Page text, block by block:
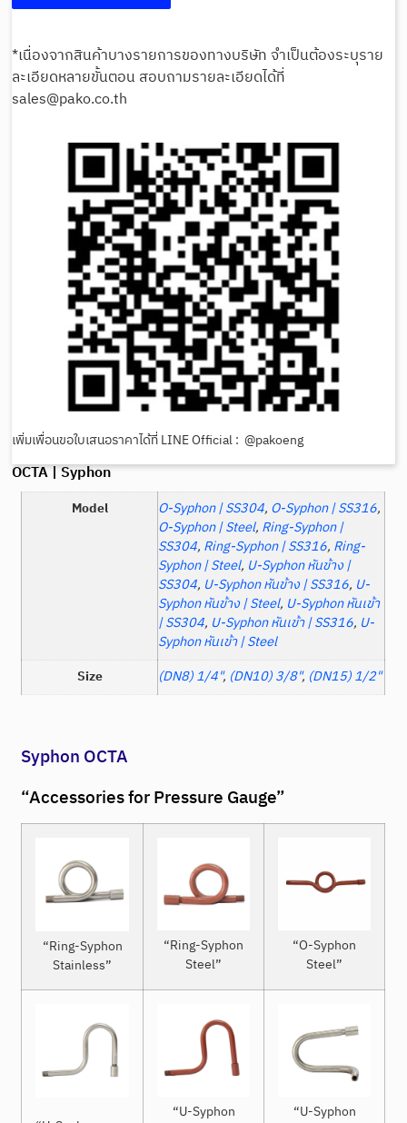
*เนื่องจากสินค้าบางรายการของทางบริษัท จำเป็นต้องระบุราย
ละเอียดหลายขั้นตอน สอบถามรายละเอียดได้ที่
sales@pako.co.th
เพิ่มเพื่อนขอใบเสนอราคาได้ที่ LINE Official : @pakoeng
OCTA | Syphon
Model O-Syphon | SS304, O-Syphon | SS316,
O-Syphon | Steel, Ring-Syphon |
SS304, Ring-Syphon | SS316, Ring-
Syphon | Steel, U-Syphon หันข้าง |
SS304, U-Syphon หันข้าง | SS316, U-
Syphon หันข้าง | Steel, U-Syphon หันเข้า
| SS304, U-Syphon หันเข้า | SS316, U-
Syphon หันเข้า | Steel
Size
(DN8) 1/4", (DN10) 3/8", (DN15) 1/2"
Syphon OCTA
“Accessories for Pressure Gauge”
“Ring-Syphon
Stainless”
“Ring-Syphon
Steel”
“O-Syphon
Steel”
“U-Syphon
“U-Syphon